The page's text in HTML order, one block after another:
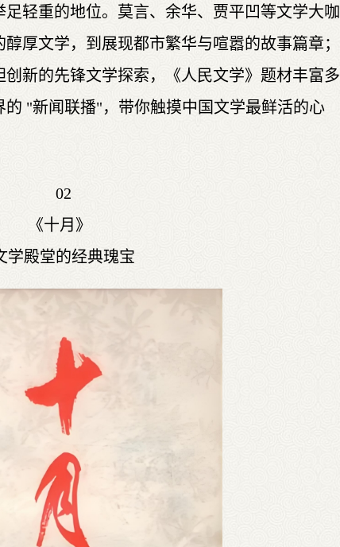
轻重的地位。莫言、余华、贾平凹等文学大咖
厚文学，到展现都市繁华与喧嚣的故事篇章；
新的先锋文学探索，《人民文学》题材丰富多
"新闻联播"，带你触摸中国文学最鲜活的心
02
《十月》
学殿堂的经典瑰宝